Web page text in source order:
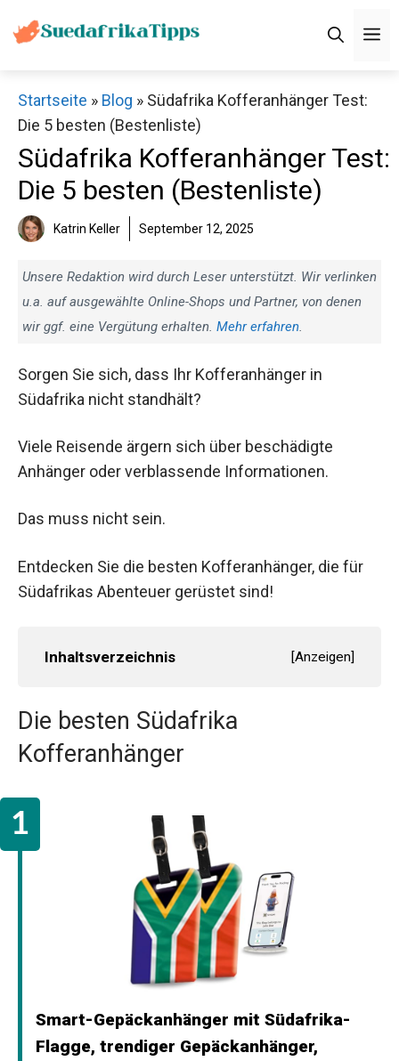
Inhalt
Startseite » Blog » Südafrika Kofferanhänger Test:
Die 5 besten (Bestenliste)
Südafrika Kofferanhänger Test:
Die 5 besten (Bestenliste)
Katrin Keller September 12, 2025
Unsere Redaktion wird durch Leser unterstützt. Wir verlinken
u.a. auf ausgewählte Online-Shops und Partner, von denen
wir ggf. eine Vergütung erhalten. Mehr erfahren.
Sorgen Sie sich, dass Ihr Kofferanhänger in
Südafrika nicht standhält?
Viele Reisende ärgern sich über beschädigte
Anhänger oder verblassende Informationen.
Das muss nicht sein.
Entdecken Sie die besten Kofferanhänger, die für
Südafrikas Abenteuer gerüstet sind!
Inhaltsverzeichnis [Anzeigen]
Die besten Südafrika
Kofferanhänger
Smart-Gepäckanhänger mit Südafrika-
Flagge, trendiger Gepäckanhänger,